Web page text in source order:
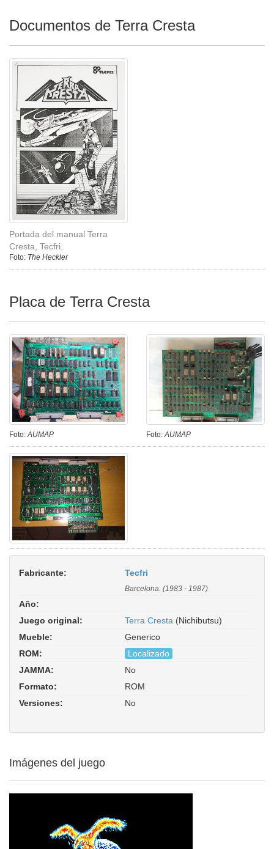
Documentos de Terra Cresta
Portada del manual Terra
Cresta, Tecfri.
Foto: The Heckler
Placa de Terra Cresta
Foto:AUMAP Foto:AUMAP
Fabricante: Tecfri
Barcelona. (1983 - 1987)
Año:
Juego original:
Terra Cresta (Nichibutsu)
Mueble:
Generico
ROM:
Localizado
JAMMA:
No
Formato:
ROM
Versiones:
No
Imágenes del juego